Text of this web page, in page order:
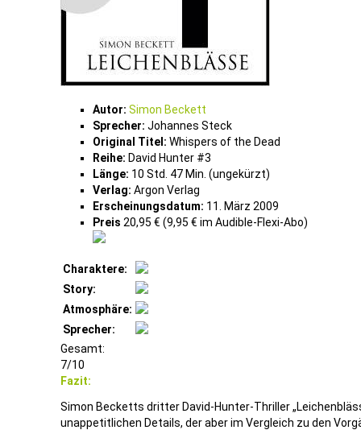
Autor: Simon Beckett
Sprecher: Johannes Steck
Original Titel: Whispers of the Dead
Reihe: David Hunter #3
Länge: 10 Std. 47 Min. (ungekürzt)
Verlag: Argon Verlag
Erscheinungsdatum: 11. März 2009
Preis 20,95 € (9,95 € im Audible-Flexi-Abo)
Charaktere:
Story:
Atmosphäre:
Sprecher:
Gesamt:
7/10
Fazit:
Simon Becketts dritter David-Hunter-Thriller
unappetitlichen Details, der aber im Vergleich zu den